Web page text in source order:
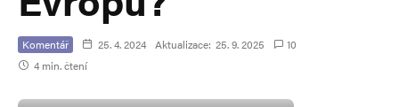
Komentář 25. 4. 2024 Aktualizace: 25. 9. 2025
10
4 min. čtení